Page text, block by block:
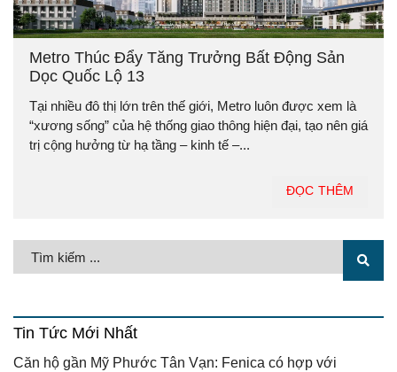
Metro Thúc Đẩy Tăng Trưởng Bất Động Sản
Dọc Quốc Lộ 13
Tại nhiều đô thị lớn trên thế giới, Metro luôn được xem là
“xương sống” của hệ thống giao thông hiện đại, tạo nên giá
trị cộng hưởng từ hạ tầng – kinh tế –...
ĐỌC THÊM
Tin Tức Mới Nhất
Căn hộ gần Mỹ Phước Tân Vạn: Fenica có hợp với